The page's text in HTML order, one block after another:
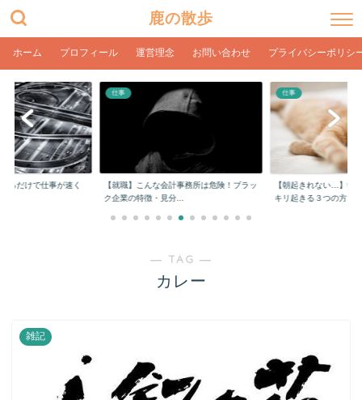
鹿の散歩
ホーム プロフィール 運営理念 お問い合わせ プライバシーポリシ
るだけで仕事が速く
仕事
【就職】こんな会計事務所は危険！ブラッ
ク企業の特徴・見分...
仕事
【朝起きれない…】学
キリ起きる３つの方...
― TAG ―
カレー
雑記